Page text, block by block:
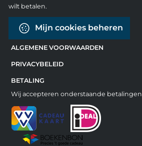
wilt betalen.
Mijn cookies beheren
ALGEMENE VOORWAARDEN
PRIVACYBELEID
BETALING
Wij accepteren onderstaande betalingen